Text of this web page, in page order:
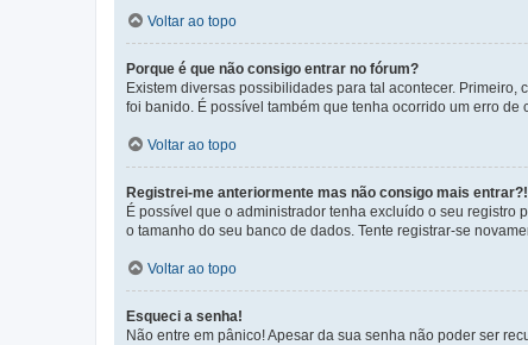
Voltar ao topo
Porque é que não consigo entrar no fórum?
Existem diversas possibilidades para tal acontecer.
foi banido. É possível também que tenha ocorrido um erro
Voltar ao topo
Registrei-me anteriormente mas não consigo mais entrar?!
É possível que o administrador tenha excluído o seu
o tamanho do seu banco de dados. Tente registrar-se
Voltar ao topo
Esqueci a senha!
Não entre em pânico! Apesar da sua senha não poder ser